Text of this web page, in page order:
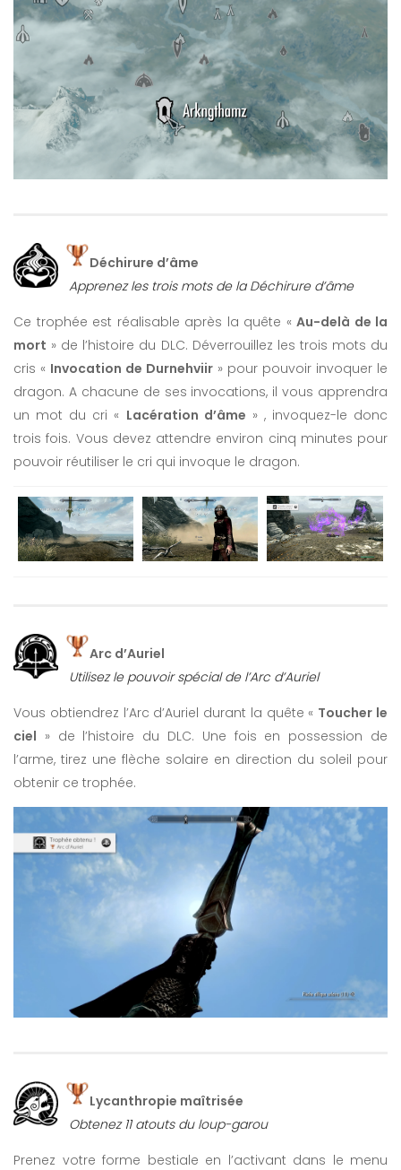
Déchirure d’âme
Apprenez les trois mots de la Déchirure d’âme
Ce trophée est réalisable après la quête « Au-delà de la
mort » de l’histoire du DLC. Déverrouillez les trois mots du
cris « Invocation de Durnehviir » pour pouvoir invoquer le
dragon. A chacune de ses invocations, il vous apprendra
un mot du cri « Lacération d’âme » , invoquez-le donc
trois fois. Vous devez attendre environ cinq minutes pour
pouvoir réutiliser le cri qui invoque le dragon.
Arc d’Auriel
Utilisez le pouvoir spécial de l’Arc d’Auriel
Vous obtiendrez l’Arc d’Auriel durant la quête « Toucher le
ciel » de l’histoire du DLC. Une fois en possession de
l’arme, tirez une flèche solaire en direction du soleil pour
obtenir ce trophée.
Lycanthropie maîtrisée
Obtenez 11 atouts du loup-garou
Prenez votre forme bestiale en l’activant dans le menu